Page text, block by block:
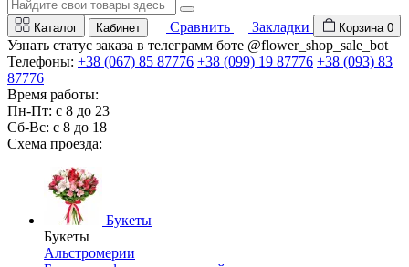
Каталог Кабинет Сравнить Закладки Корзина 0
Узнать статус заказа в телеграмм боте @flower_shop_sale_bot
Телефоны: +38 (067) 85 87776 +38 (099) 19 87776 +38 (093) 83
87776
Время работы:
Пн-Пт: с 8 до 23
Сб-Вс: с 8 до 18
Схема проезда:
Букеты
Букеты
Альстромерии